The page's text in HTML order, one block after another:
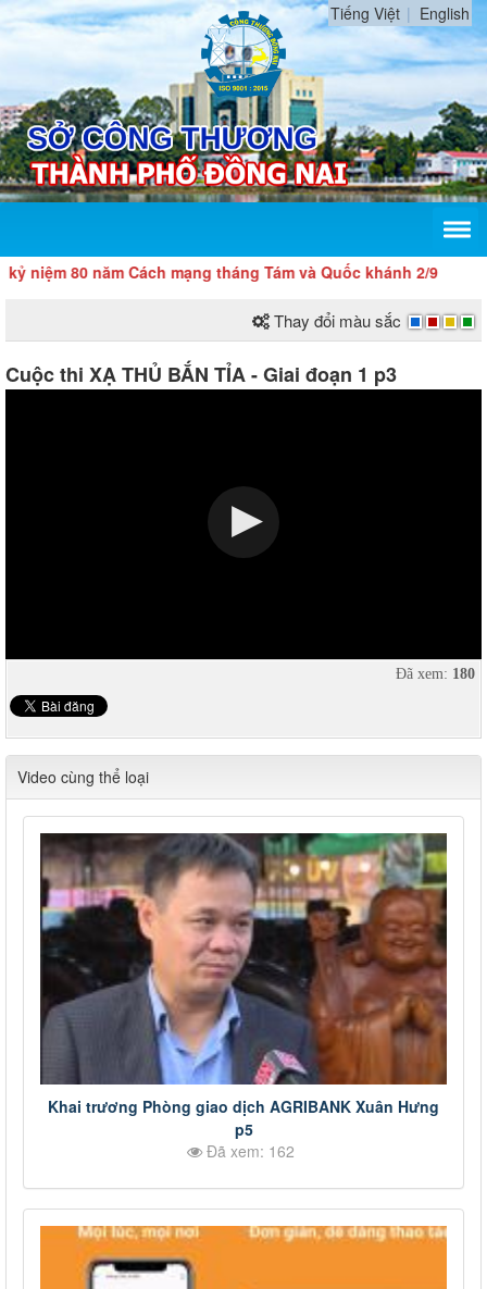
Tiếng Việt English
năm Cách mạng tháng Tám và Quốc khánh 2/9
Thay đổi màu sắc
Cuộc thi XẠ THỦ BẮN TỈA - Giai đoạn 1 p3
Đã xem: 180
Video cùng thể loại
Khai trương Phòng giao dịch AGRIBANK Xuân Hưng
p5
Đã xem: 162